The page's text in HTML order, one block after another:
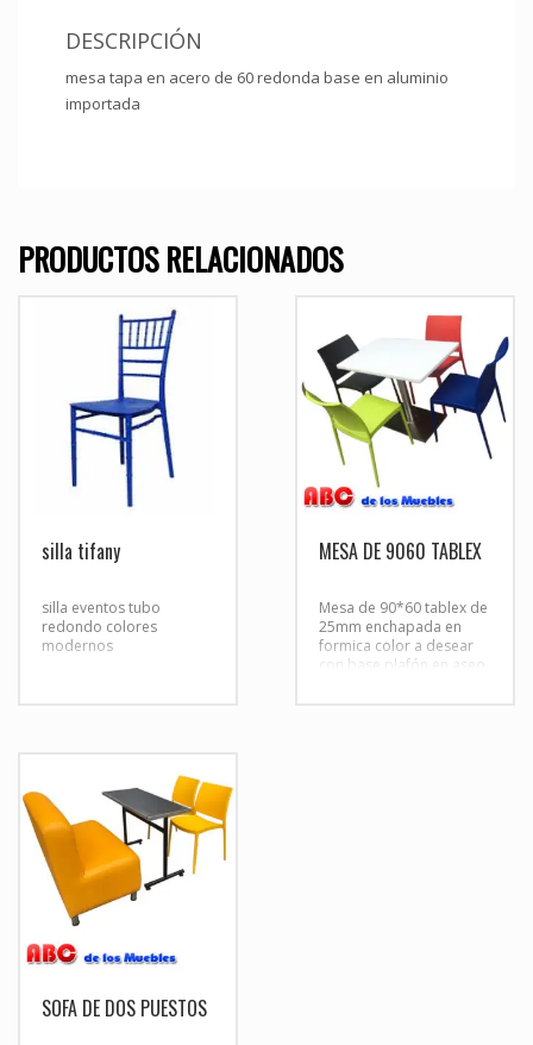
DESCRIPCIÓN
mesa tapa en acero de 60 redonda base en aluminio
importada
PRODUCTOS RELACIONADOS
silla tifany
silla eventos tubo
redondo colores
modernos
MESA DE 9060 TABLEX
Mesa de 90*60 tablex de
25mm enchapada en
formica color a desear
con base plafón en aseo
SOFA DE DOS PUESTOS